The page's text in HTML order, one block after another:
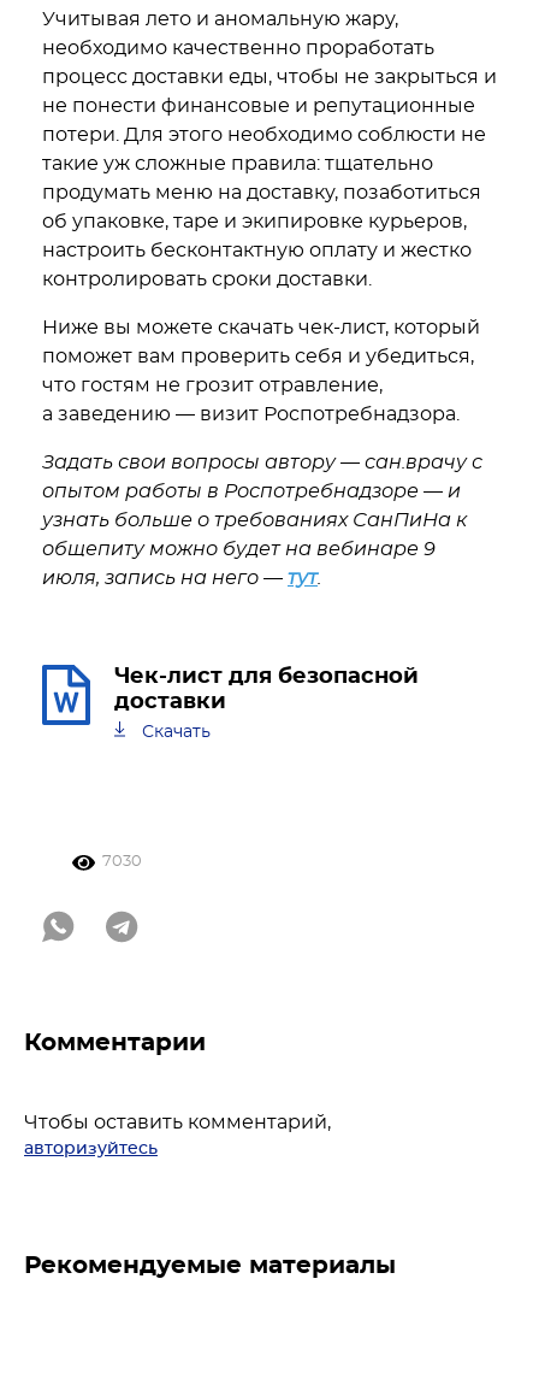
Учитывая лето и аномальную жару,
необходимо качественно проработать
процесс доставки еды, чтобы не закрыться и
не понести финансовые и репутационные
потери. Для этого необходимо соблюсти не
такие уж сложные правила: тщательно
продумать меню на доставку, позаботиться
об упаковке, таре и экипировке курьеров,
настроить бесконтактную оплату и жестко
контролировать сроки доставки.
Ниже вы можете скачать чек-лист, который
поможет вам проверить себя и убедиться,
что гостям не грозит отравление,
а заведению — визит Роспотребнадзора.
Задать свои вопросы автору — сан.врачу с
опытом работы в Роспотребнадзоре — и
узнать больше о требованиях СанПиНа к
общепиту можно будет на вебинаре 9
июля, запись на него — тут.
Чек-лист для безопасной
доставки
Скачать
7030
Комментарии
Чтобы оставить комментарий,
авторизуйтесь
Рекомендуемые материалы